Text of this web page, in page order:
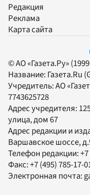
Редакция
Реклама
Карта сайта
© АО «Газета.Ру»
Название: Газета.Ru
Учредитель:АО
7743625728
Адрес учредителя:
улица, дом 67
Адрес редакции и
Варшавское шоссе,
Телефон редакции:
Факс:+7 (495) 785-17-
Электронная почта: